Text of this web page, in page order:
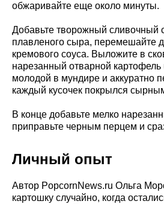
обжаривайте еще около минуты.
Добавьте творожный сливочный
плавленого сыра, перемешайте
кремового соуса. Выложите в
нарезанный отварной картофель
молодой в мундире и аккуратно
каждый кусочек покрылся
В конце добавьте мелко
приправьте черным перцем и
Личный опыт
Автор PopcornNews.ru Ольга
картошку случайно, когда